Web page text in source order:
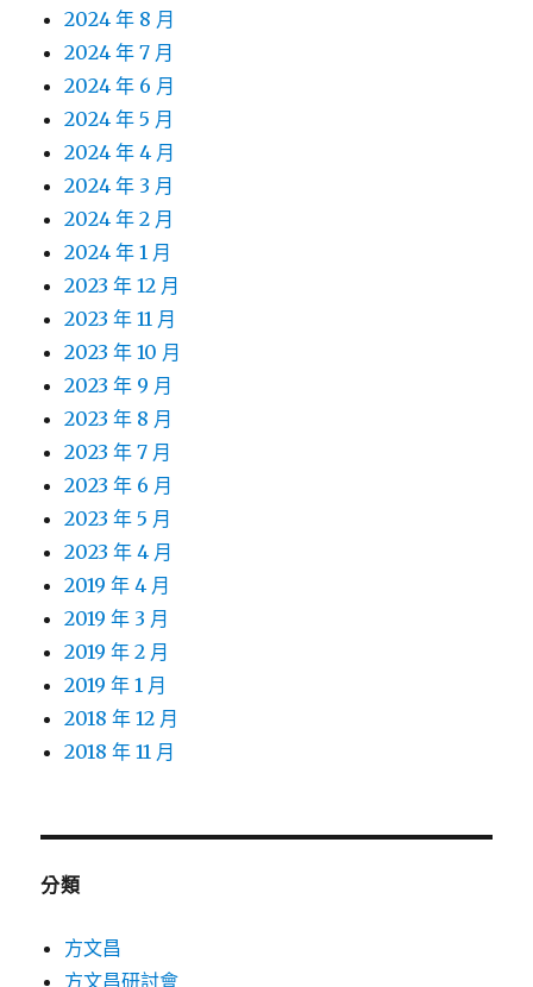
2024 年 8 月
2024 年 7 月
2024 年 6 月
2024 年 5 月
2024 年 4 月
2024 年 3 月
2024 年 2 月
2024 年 1 月
2023 年 12 月
2023 年 11 月
2023 年 10 月
2023 年 9 月
2023 年 8 月
2023 年 7 月
2023 年 6 月
2023 年 5 月
2023 年 4 月
2019 年 4 月
2019 年 3 月
2019 年 2 月
2019 年 1 月
2018 年 12 月
2018 年 11 月
分類
方文昌
方文昌研討會